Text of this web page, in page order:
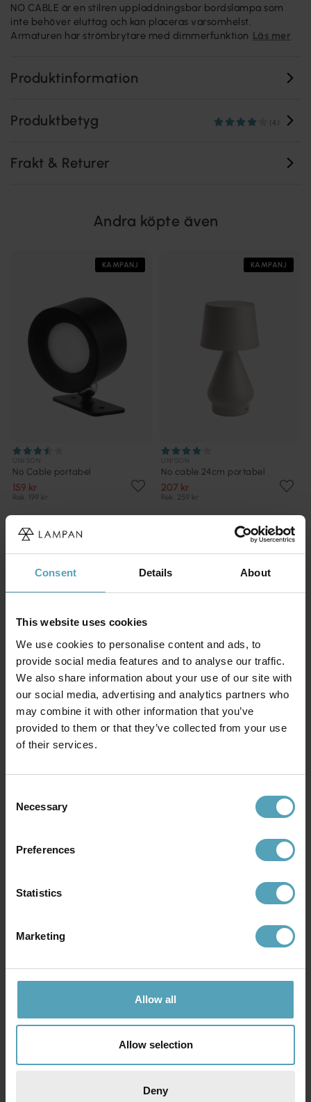
Consent Details About
This website uses cookies
We use cookies to personalise content and ads, to
provide social media features and to analyse our traffic.
We also share information about your use of our site with
our social media, advertising and analytics partners who
may combine it with other information that you’ve
provided to them or that they’ve collected from your use
of their services.
Selection
Necessary
Preferences
Statistics
Marketing
Allow all
Allow selection
Deny
NO CABLE är en stilren uppladdningsbar bordslampa som
inte behöver eluttag och kan placeras varsomhelst.
Armaturen har strömbrytare med dimmerfunktion Läs mer
Produktinformation
Produktbetyg (4)
Frakt & Returer
Andra köpte även
KAMPANJ
No Cable portabel
159 kr
Rek. 199 kr
KAMPANJ
No cable 24cm portabel
207 kr
Rek. 259 kr
UNISON
No cable portabel
KAMPANJ
UNISON
No cable 24cm portabel
KAMPANJ
No cable 24cm portabel
Rek. 259 kr